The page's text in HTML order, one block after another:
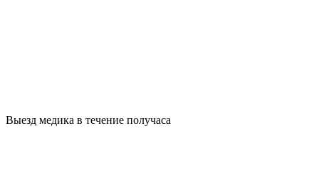
Выезд медика в течение получаса